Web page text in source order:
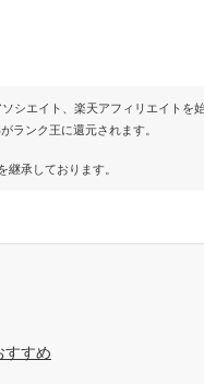
シエイト、楽天アフィリエイト
ランク王に還元されます。
承しております。
すすめ